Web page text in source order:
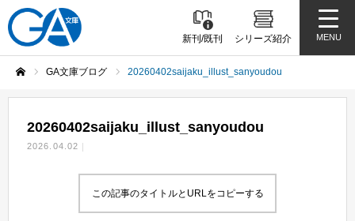
新刊/既刊 シリーズ紹介 MENU
GA文庫ブログ 20260402saijaku_illust_sanyoudou
20260402saijaku_illust_sanyoudou
2026.04.02
この記事のタイトルとURLをコピーする